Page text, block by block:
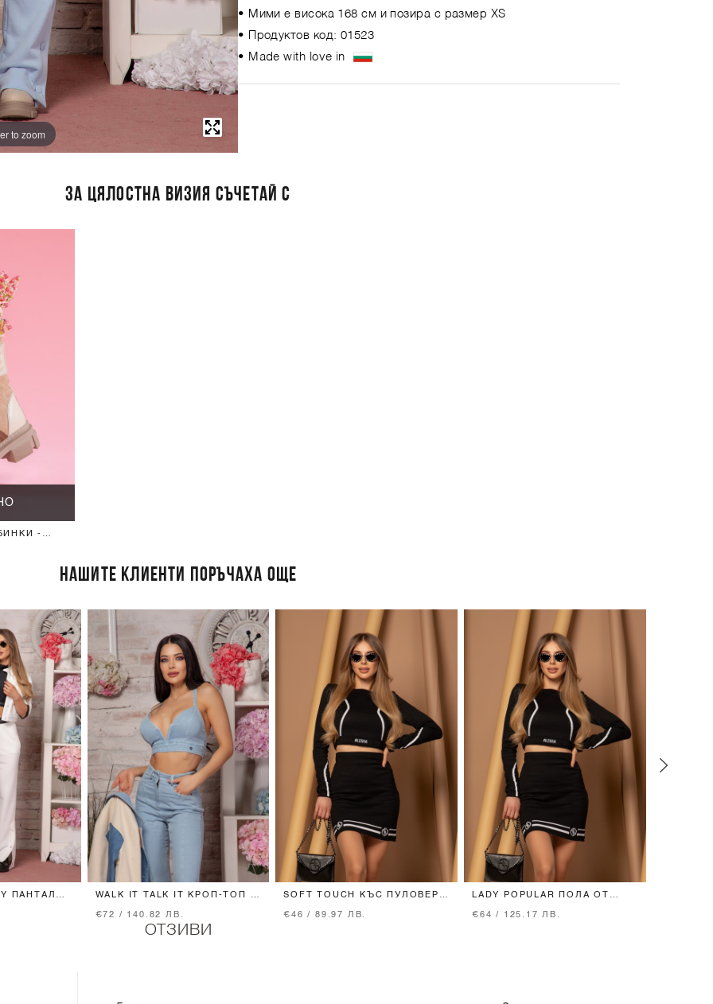
to zoom
• Мими е висока 168 см и позира с размер XS
• Продуктов код: 01523
• Made with love in
ЗА ЦЯЛОСТНА ВИЗИЯ СЪЧЕТАЙ С
-
НАШИТЕ КЛИЕНТИ ПОРЪЧАХА ОЩЕ
ПАНТАЛОН
WALK IT TALK IT КРОП-ТОП -
€72 / 140.82 ЛВ.
SOFT TOUCH КЪС ПУЛОВЕР -
€46 / 89.97 ЛВ.
LADY POPULAR ПОЛА ОТ
€64 / 125.17 ЛВ.
ОТЗИВИ